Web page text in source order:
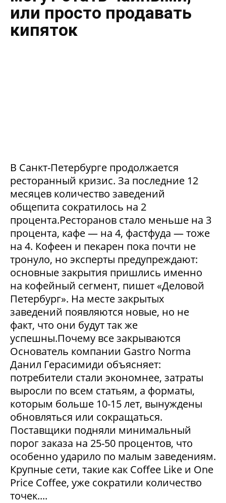
или просто продавать
кипяток
В Санкт-Петербурге продолжается
ресторанный кризис. За последние 12
месяцев количество заведений
общепита сократилось на 2
процента.Ресторанов стало меньше на 3
процента, кафе — на 4, фастфуда — тоже
на 4. Кофеен и пекарен пока почти не
тронуло, но эксперты предупреждают:
основные закрытия пришлись именно
на кофейный сегмент, пишет «Деловой
Петербург». На месте закрытых
заведений появляются новые, но не
факт, что они будут так же
успешны.Почему все закрываются
Основатель компании Gastro Norma
Данил Герасимиди объясняет:
потребители стали экономнее, затраты
выросли по всем статьям, а форматы,
которым больше 10-15 лет, вынуждены
обновляться или сокращаться.
Поставщики подняли минимальный
порог заказа на 25-50 процентов, что
особенно ударило по малым заведениям.
Крупные сети, такие как Coffee Like и One
Price Coffee, уже сократили количество
точек....